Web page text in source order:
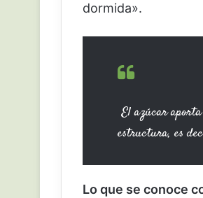
dormida».
El azúcar
estructura, es
Lo que se conoce